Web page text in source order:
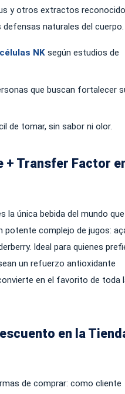
y otros extractos
naturales del cuerpo.
NK según estudios de
que buscan fortalecer
de tomar, sin sabor ni olor.
+ Transfer Factor
la única bebida del mundo que
complejo de jugos:
Ideal para quienes
un refuerzo antioxidante
en el favorito de toda
en la
de comprar: como cliente